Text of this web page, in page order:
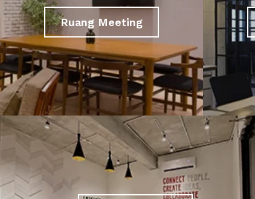
Ruang Meeting